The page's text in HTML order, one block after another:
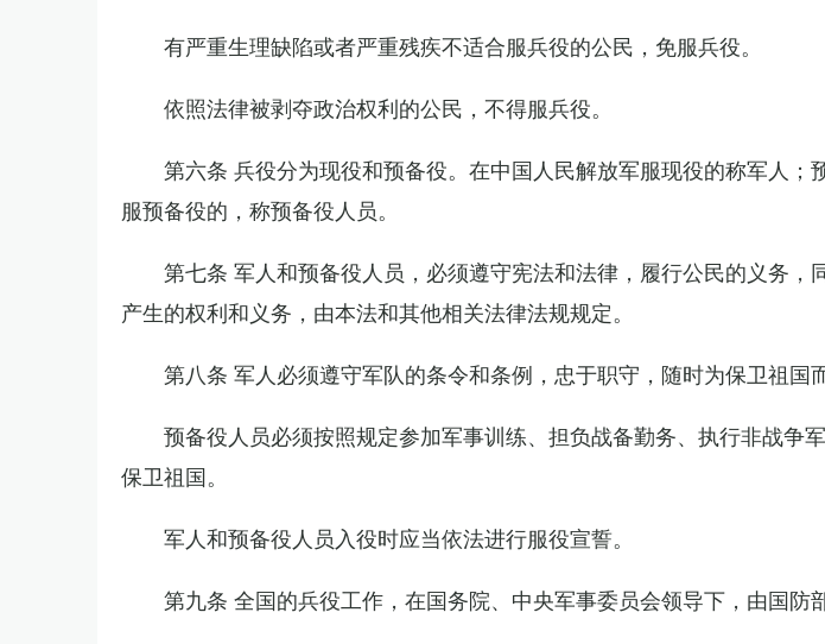
有严重生理缺陷或者严重残疾不适合服兵役的公民，免服兵役。
依照法律被剥夺政治权利的公民，不得服兵役。
第六条 兵役分为现役和预备役。在中国人民解放军服现役的称军人；
服预备役的，称预备役人员。
第七条 军人和预备役人员，必须遵守宪法和法律，履行公民的义务，
产生的权利和义务，由本法和其他相关法律法规规定。
第八条 军人必须遵守军队的条令和条例，忠于职守，随时为保卫祖国
预备役人员必须按照规定参加军事训练、担负战备勤务、执行非战争
保卫祖国。
军人和预备役人员入役时应当依法进行服役宣誓。
第九条 全国的兵役工作，在国务院、中央军事委员会领导下，由国防